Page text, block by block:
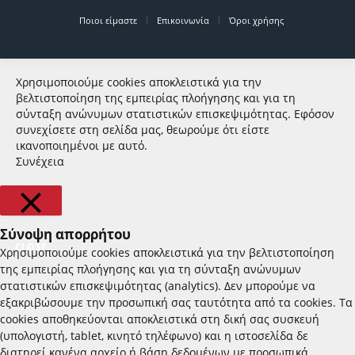
Ποιοι είμαστε Επικοινωνία Όροι χρήσης
Χρησιμοποιούμε cookies αποκλειστικά για την
βελτιστοποίηση της εμπειρίας πλοήγησης και για τη
σύνταξη ανώνυμων στατιστικών επισκεψιμότητας. Εφόσον
συνεχίσετε στη σελίδα μας, θεωρούμε ότι είστε
ικανοποιημένοι με αυτό.
Συνέχεια
CLOSE
Σύνοψη απορρήτου
Χρησιμοποιούμε cookies αποκλειστικά για την βελτιστοποίηση
της εμπειρίας πλοήγησης και για τη σύνταξη ανώνυμων
στατιστικών επισκεψιμότητας (analytics). Δεν μπορούμε να
εξακριβώσουμε την προσωπική σας ταυτότητα από τα cookies. Τα
cookies αποθηκεύονται αποκλειστικά στη δική σας συσκευή
(υπολογιστή, tablet, κινητό τηλέφωνο) και η ιστοσελίδα δε